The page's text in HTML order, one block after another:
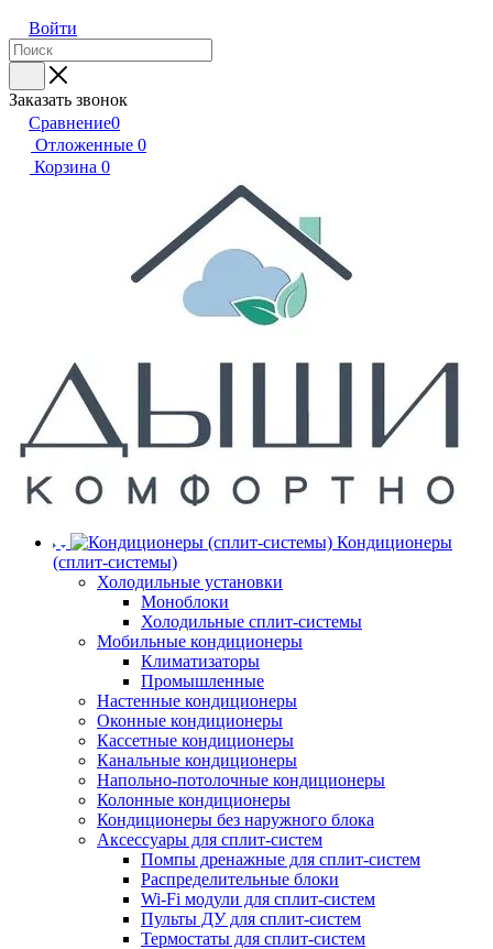
Войти
Заказать звонок
Сравнение0
Отложенные 0
Корзина 0
Кондиционеры
(сплит-системы)
Холодильные установки
Моноблоки
Холодильные сплит-системы
Мобильные кондиционеры
Климатизаторы
Промышленные
Настенные кондиционеры
Оконные кондиционеры
Кассетные кондиционеры
Канальные кондиционеры
Напольно-потолочные кондиционеры
Колонные кондиционеры
Кондиционеры без наружного блока
Аксессуары для сплит-систем
Помпы дренажные для сплит-систем
Распределительные блоки
Wi-Fi модули для сплит-систем
Пульты ДУ для сплит-систем
Термостаты для сплит-систем